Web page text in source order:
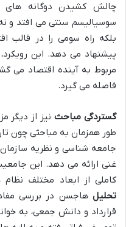
چالش کشیدن دوگانه
سوسیالیسم سنتی می افتد و نه
بلکه راه سومی را در قالب
پیشنهاد می دهد. این
مربوط به آینده اقتصاد می
فاصله می گیرد.
گستردگی مباحثنیز از دیگر
طور همزمان به مباحثی چون
جامعه شناسی و نظریه
غنی ارائه می دهد. این
کاملی از ابعاد مختلف
تحلیل هاجسن در بررسی
قرارداد و دانش جمعی، به